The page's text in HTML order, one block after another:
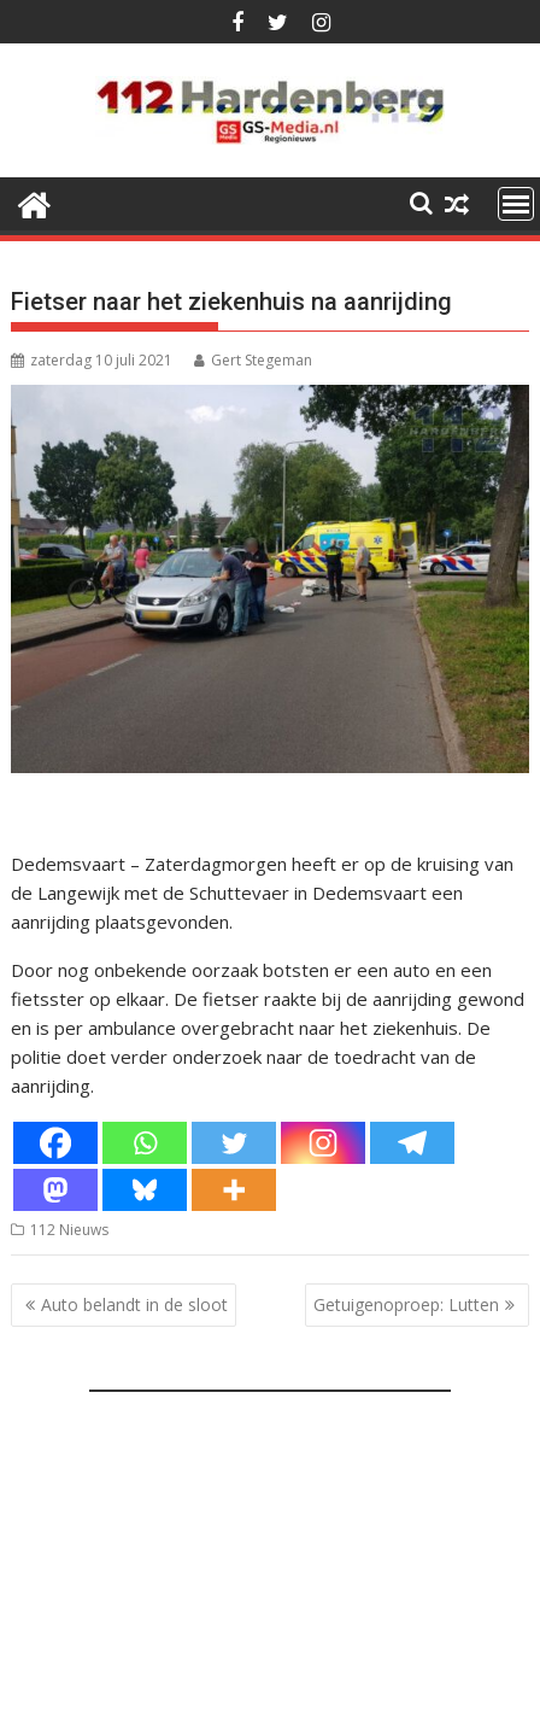
naar
Fietser naar het ziekenhuis na aanrijding
zaterdag 10 juli 2021 Gert Stegeman
Dedemsvaart – Zaterdagmorgen heeft er op de kruising van
de Langewijk met de Schuttevaer in Dedemsvaart een
aanrijding plaatsgevonden.
Door nog onbekende oorzaak botsten er een auto en een
fietsster op elkaar. De fietser raakte bij de aanrijding gewond
en is per ambulance overgebracht naar het ziekenhuis. De
politie doet verder onderzoek naar de toedracht van de
aanrijding.
112 Nieuws
Bericht
navigatie
Auto belandt in de sloot Getuigenoproep: Lutten